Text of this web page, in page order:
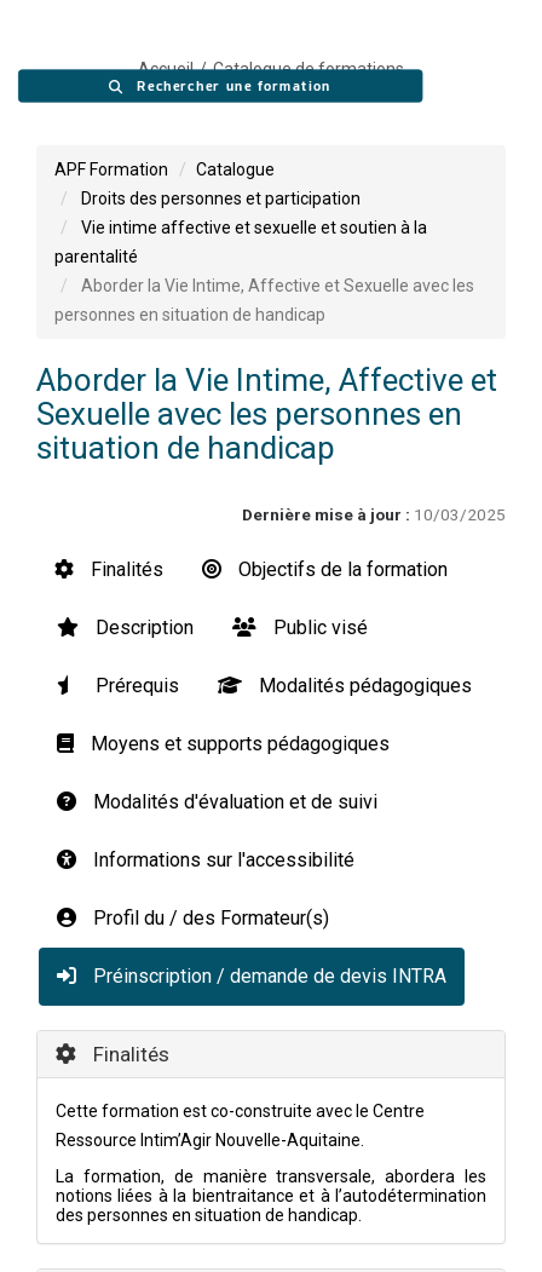
Accueil Catalogue de formations
Rechercher une formation
APF Formation
Catalogue
Droits des personnes et participation
Vie intime affective et sexuelle et soutien à la
parentalité
Aborder la Vie Intime, Affective et Sexuelle avec les
personnes en situation de handicap
Aborder la Vie Intime, Affective et
Sexuelle avec les personnes en
situation de handicap
Dernière mise à jour : 10/03/2025
Finalités Objectifs de la formation
Description Public visé
Prérequis Modalités pédagogiques
Moyens et supports pédagogiques
Modalités d'évaluation et de suivi
Informations sur l'accessibilité
Profil du / des Formateur(s)
Préinscription / demande de devis INTRA
Finalités
Cette formation est co-construite avec le Centre
Ressource Intim’Agir Nouvelle-Aquitaine.
La formation, de manière transversale, abordera les
notions liées à la bientraitance et à l’autodétermination
des personnes en situation de handicap.